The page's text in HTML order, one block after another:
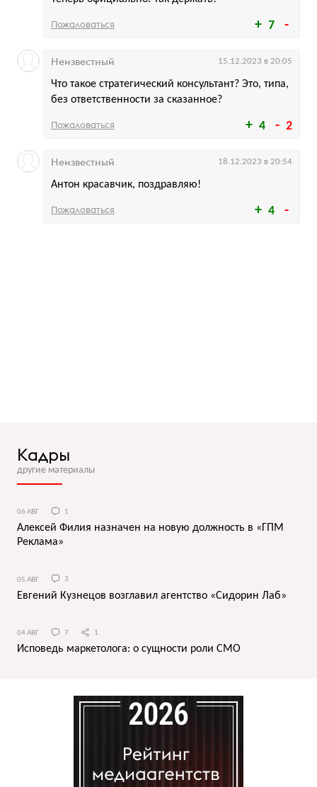
7
Пожаловаться
4 2
Что такое стратегический консультант? Это, типа,
без ответственности за сказанное?
Неизвестный 15.12.2023 в 20:05
Пожаловаться
4
Антон красавчик, поздравляю!
Неизвестный 18.12.2023 в 20:54
Пожаловаться
Кадры
другие материалы
06 АВГ 1
Алексей Филия назначен на новую должность в «ГПМ
Реклама»
05 АВГ 3
Евгений Кузнецов возглавил агентство «Сидорин Лаб»
04 АВГ 7 1
Исповедь маркетолога: о сущности роли СМО